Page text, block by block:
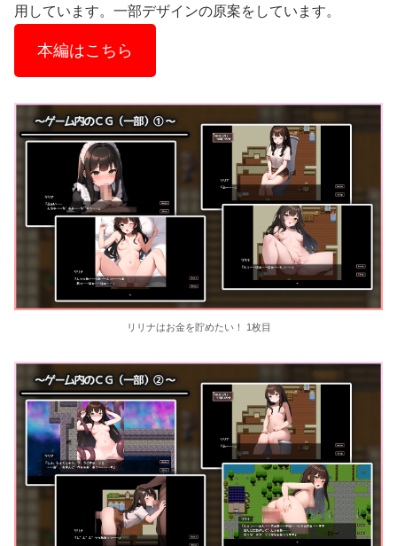
用しています。一部デザインの原案をしています。
本編はこちら
リリナはお金を貯めたい！ 1枚目